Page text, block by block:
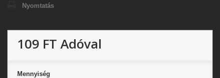
Nyomtatás
109 FT Adóval
Mennyiség